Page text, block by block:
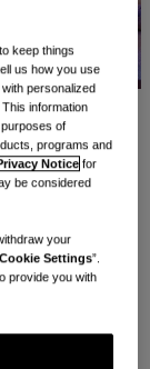
流鼻涕、身体酸
流感。这种情况
和身体酸痛的
keep things
us how you use
personalized
information
of
programs and
Notice for
be considered
your
Settings”.
provide you with